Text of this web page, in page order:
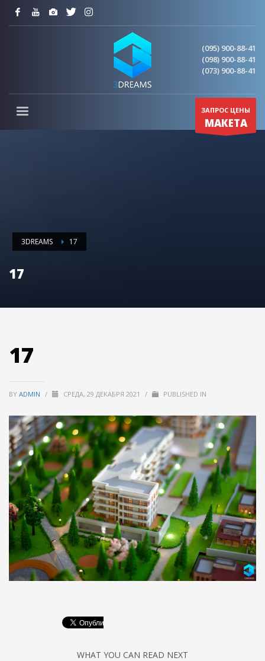
(095) 900-88-41
(098) 900-88-41
(073) 900-88-41
ЗАПРОС ЦЕНЫ
МАКЕТА
3DREAMS 17
17
17
BY ADMIN / СРЕДА, 29 ДЕКАБРЯ 2021 / PUBLISHED IN
WHAT YOU CAN READ NEXT